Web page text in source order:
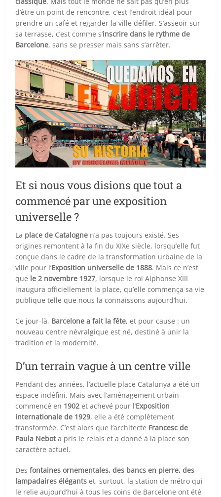
d’être un point de rencontre, c’est l’endroit idéal pour
prendre un café et regarder la ville défiler. S’asseoir sur
sa terrasse, c’est comme s’inscrire dans le rythme de
Barcelone, sans se presser mais sans s’arrêter.
Et si nous vous disions que tout a
commencé par une exposition
universelle ?
La place de Catalogne n’a pas toujours existé. Ses
origines remontent à la fin du XIXe siècle, lorsqu’elle fut
conçue dans le cadre de la transformation urbaine de la
ville pour l’Exposition universelle de 1888. Mais ce n’est
que le 2 novembre 1927, lorsque le roi Alphonse XIII
inaugura officiellement la place, qu’elle commença sa vie
publique telle que nous la connaissons aujourd’hui.
Ce jour-là, Barcelone a fait la fête, et pour cause : un
nouveau centre névralgique est né, destiné à unir la
tradition et la modernité.
D’un terrain vague à un centre ville
Pendant des années, l’actuelle place Catalunya a été un
espace indéfini. Mais avec l’aménagement urbain
commencé en 1902 et achevé pour l’Exposition
internationale de 1929, elle a été complètement
transformée. C’est alors que l’architecte Francesc de
Paula Nebota pris le relais et a donné à la place son
caractère actuel.
Desfontaines ornementales, des bancs en pierre, des
lampadaires élégants et, surtout, la station de métro qui
le relie aujourd’hui à tous les coins de Barcelone ont été